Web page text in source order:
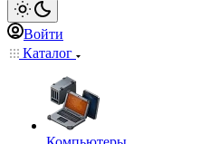
Войти
Каталог